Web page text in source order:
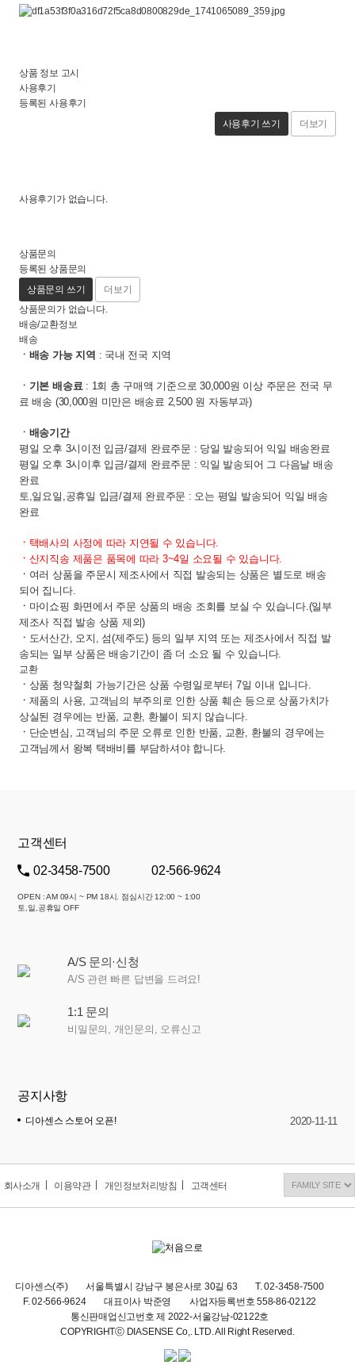
상품 정보 고시
사용후기
등록된 사용후기
사용후기 쓰기
더보기
사용후기가 없습니다.
상품문의
등록된 상품문의
상품문의 쓰기
더보기
상품문의가 없습니다.
배송/교환정보
배송
ㆍ배송 가능 지역 : 국내 전국 지역
ㆍ기본 배송료: 1회 총 구매액 기준으로 30,000원 이상 주문은 전국 무
료 배송 (30,000원 미만은 배송료 2,500 원 자동부과)
ㆍ배송기간
평일 오후 3시이전 입금/결제 완료주문 : 당일 발송되어 익일 배송완료
평일 오후 3시이후 입금/결제 완료주문 : 익일 발송되어 그 다음날 배송
완료
토,일요일,공휴일 입금/결제 완료주문 : 오는 평일 발송되어 익일 배송
완료
ㆍ 택배사의 사정에 따라 지연될 수 있습니다.
ㆍ 산지직송 제품은 품목에 따라 3~4일 소요될 수 있습니다.
ㆍ 여러 상품을 주문시 제조사에서 직접 발송되는 상품은 별도로 배송
되어 집니다.
ㆍ 마이쇼핑 화면에서 주문 상품의 배송 조회를 보실 수 있습니다.(일부
제조사 직접 발송 상품 제외)
ㆍ 도서산간, 오지, 섬(제주도) 등의 일부 지역 또는 제조사에서 직접 발
송되는 일부 상품은 배송기간이 좀 더 소요 될 수 있습니다.
교환
ㆍ 상품 청약철회 가능기간은 상품 수령일로부터 7일 이내 입니다.
ㆍ 제품의 사용, 고객님의 부주의로 인한 상품 훼손 등으로 상품가치가
상실된 경우에는 반품, 교환, 환불이 되지 않습니다.
ㆍ 단순변심, 고객님의 주문 오류로 인한 반품, 교환, 환불의 경우에는
고객님께서 왕복 택배비를 부담하셔야 합니다.
고객센터
02-3458-7500
02-566-9624
OPEN : AM 09시 ~ PM 18시. 점심시간 12:00 ~ 1:00
토,일,공휴일 OFF
A/S 문의·신청
A/S 관련 빠른 답변을 드려요!
1:1 문의
비밀문의, 개인문의, 오류신고
공지사항
디아센스 스토어 오픈! 2020-11-11
회사소개 이용약관 개인정보처리방침 고객센터
디아센스(주) 서울특별시 강남구 봉은사로 30길 63
T. 02-3458-7500
F. 02-566-9624
대표이사 박준영
사업자등록번호 558-86-02122
통신판매업신고번호 제 2022-서울강남-02122호
COPYRIGHTⓒ DIASENSE Co,. LTD. All Right Reserved.